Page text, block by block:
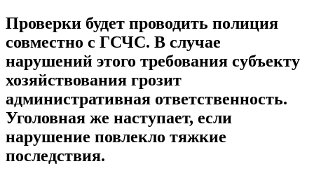
Проверки будет проводить полиция
совместно с ГСЧС. В случае
нарушений этого требования субъекту
хозяйствования грозит
административная ответственность.
Уголовная же наступает, если
нарушение повлекло тяжкие
последствия.